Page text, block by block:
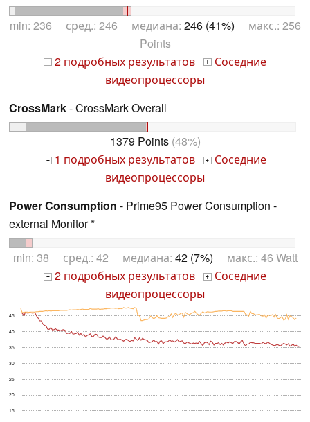
min: 236 сред.: 246 медиана: 246 (41%) макс.: 256
Points
+ 2 подробных результатов + Соседние
видеопроцессоры
CrossMark- CrossMark Overall
1379 Points(48%)
+ 1 подробных результатов + Соседние
видеопроцессоры
Power Consumption - Prime95 Power Consumption -
external Monitor *
min: 38 сред.: 42 медиана: 42 (7%) макс.: 46 Watt
+ 2 подробных результатов + Соседние
видеопроцессоры
15
20
25
30
35
40
45